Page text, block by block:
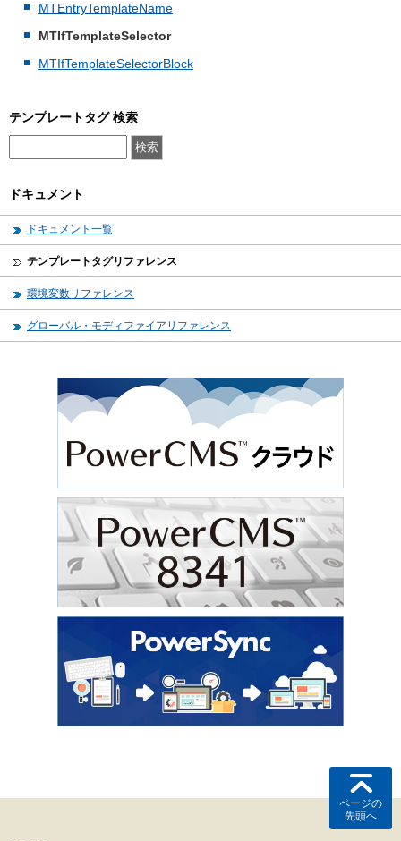
MTEntryTemplateName
MTIfTemplateSelector
MTIfTemplateSelectorBlock
テンプレートタグ 検索
ドキュメント
ドキュメント一覧
テンプレートタグリファレンス
環境変数リファレンス
グローバル・モディファイアリファレンス
ページの
先頭へ